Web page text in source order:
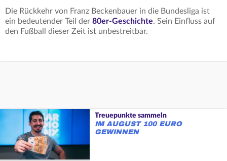
Die Rückkehr von Franz Beckenbauer in die Bundesliga ist
ein bedeutender Teil der 80er-Geschichte. Sein Einfluss auf
den Fußball dieser Zeit ist unbestreitbar.
Treuepunkte sammeln
IM AUGUST 100 EURO
GEWINNEN